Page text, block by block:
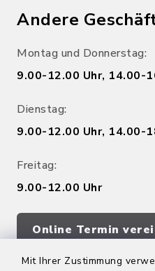
Mit Ihrer Zustimmung
Andere
Montag und Donnerstag:
9.00-12.00 Uhr, 14.00-
Dienstag:
9.00-12.00 Uhr, 14.00-
Freitag:
9.00-12.00 Uhr
Online Termin